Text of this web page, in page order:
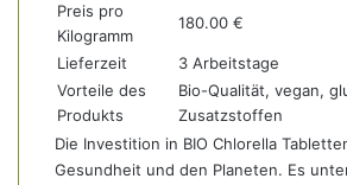
Preis pro
Kilogramm
180.00 €
Lieferzeit
3 Arbeitstage
Vorteile des
Produkts
Bio-Qualität, vegan,
Zusatzstoffen
Die Investition in BIO Chlorella
Gesundheit und den Planeten. Es